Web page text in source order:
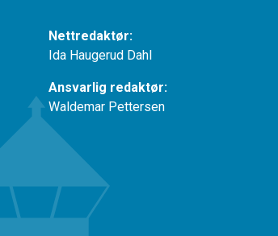
Nettredaktør:
Ida Haugerud Dahl
Ansvarlig redaktør:
Waldemar Pettersen